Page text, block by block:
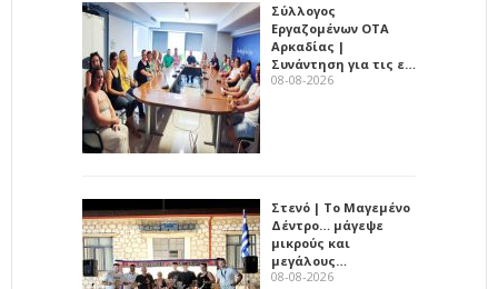
Σύλλογος
Εργαζομένων ΟΤΑ
Αρκαδίας |
Συνάντηση για τις ε…
08-08-2026
Στενό | Το Μαγεμένο
Δέντρο… μάγεψε
μικρούς και
μεγάλους…
08-08-2026